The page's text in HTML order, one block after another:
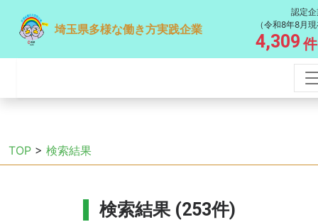
埼玉県多様な働き方実践企業
認定
（令和8年8月
4,309 件
TOP > 検索結果
検索結果 (253件)